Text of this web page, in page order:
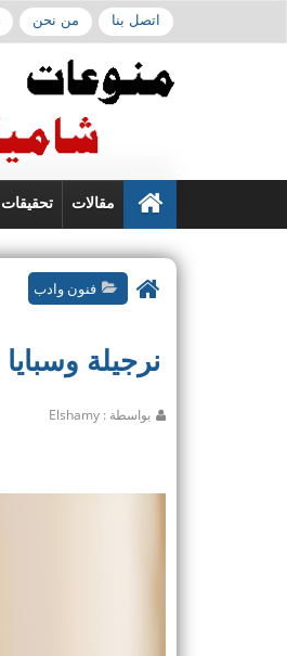
اتصل بنا من نحن
مقالات تحقيقات
فنون وادب
نرجيلة وسبايا
بواسطة : Elshamy